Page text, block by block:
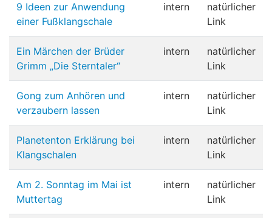
9 Ideen zur Anwendung
einer Fußklangschale
intern
natürlicher
Link
Ein Märchen der Brüder
Grimm „Die Sterntaler“
intern
natürlicher
Link
Gong zum Anhören und
verzaubern lassen
intern
natürlicher
Link
Planetenton Erklärung bei
Klangschalen
intern
natürlicher
Link
Am 2. Sonntag im Mai ist
Muttertag
intern
natürlicher
Link